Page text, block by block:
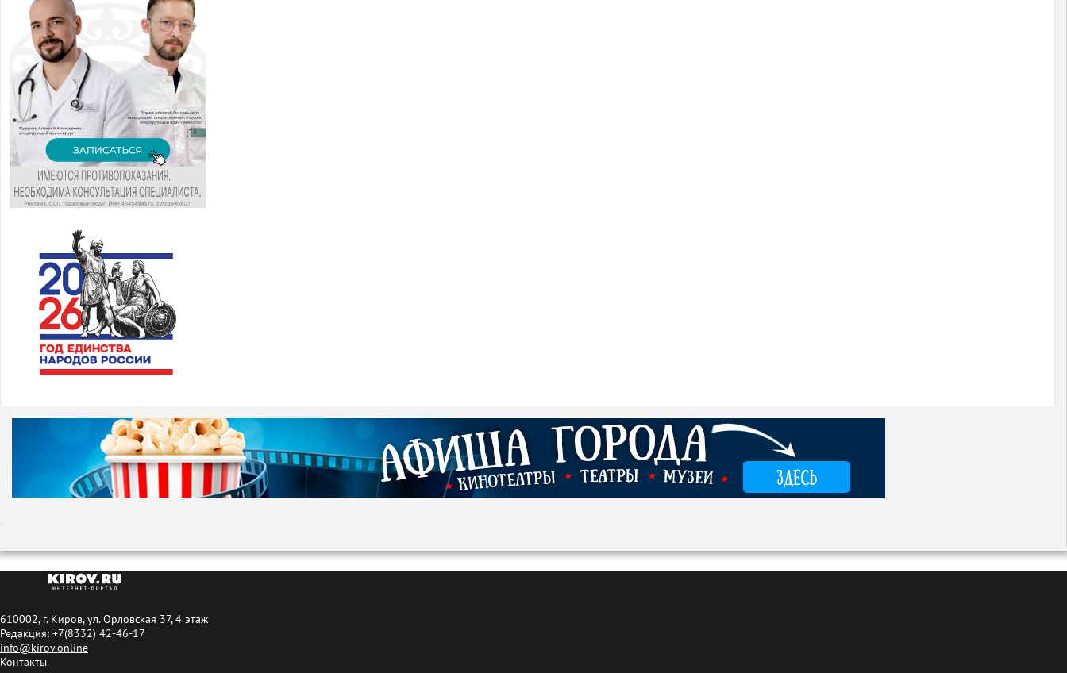
610002, г. Киров, ул. Орловская 37, 4 этаж
Редакция: +7(8332) 42-46-17
info@kirov.online
Контакты